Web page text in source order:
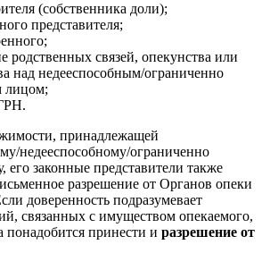
(собственника доли);
представителя;
родственных связей, опекунства или
над недееспособным/ограниченно
лицом;
принадлежащей
недееспособному/ограниченно
его законные представители также
разрешение от Органов опеки
доверенность подразумевает
связанных с имуществом опекаемого,
понадобится принести и разрешение от